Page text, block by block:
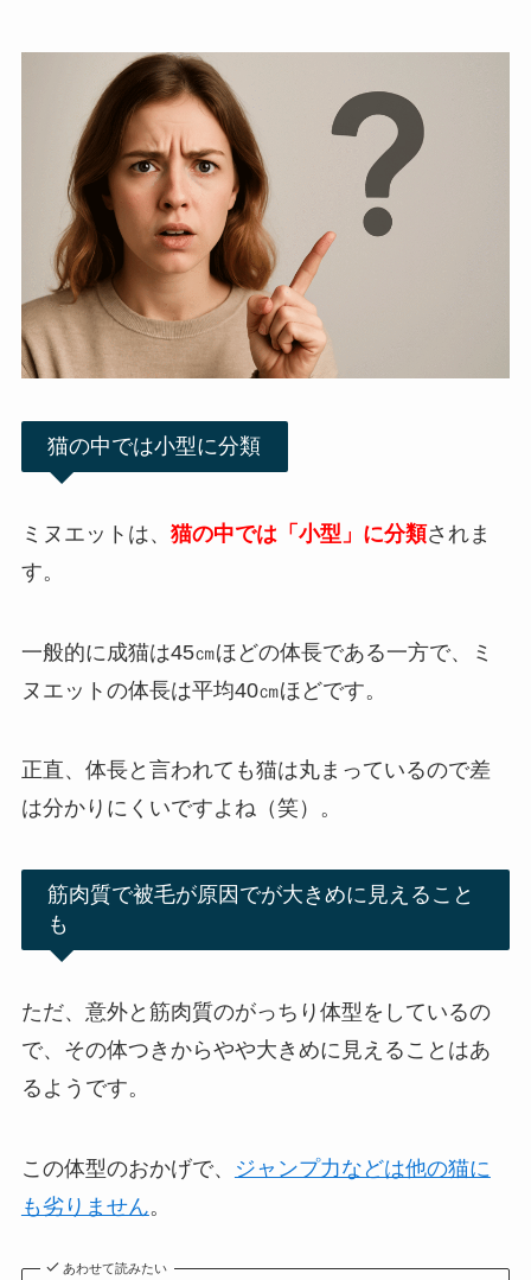
猫の中では小型に分類
ミヌエットは、 猫の中では「小型」に分類されま
す。
一般的に成猫は45㎝ほどの体長である一方で、ミ
ヌエットの体長は平均40㎝ほどです。
正直、体長と言われても猫は丸まっているので差
は分かりにくいですよね（笑）。
筋肉質で被毛が原因でが大きめに見えること
も
ただ、意外と筋肉質のがっちり体型をしているの
で、その体つきからやや大きめに見えることはあ
るようです。
この体型のおかげで、
ジャンプ力などは他の猫に
も劣りません。
あわせて読みたい